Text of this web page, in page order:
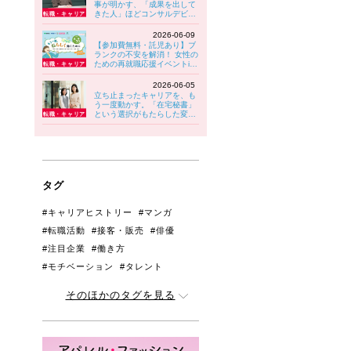
事が明かす、「成果を出して
きた人」ほどコンサルデビュ
ーでつまずきやすい理由
2026-06-09
【参加費無料・託児あり】ブ
ランクの不安を解消！ 女性の
ための再就職応援イベントin
八王子 6/30(火)開催！
2026-06-05
立ち止まったキャリアを、も
う一度動かす。「在宅秘書」
という選択がもたらした変化
【PwC Japanグループ】
タグ
#キャリアヒストリー
#マンガ
#転職活動
#接客・販売
#俳優
#注目企業
#働き方
#モチベーション
#タレント
#人間関係
#育児と両立
#ジェンダー
#生きづらさ
#はじめての転職
#妊娠
そのほかのタグを見る